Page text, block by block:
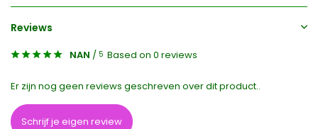
Reviews
NAN / 5 Based on 0 reviews
Er zijn nog geen reviews geschreven over dit product..
Schrijf je eigen review